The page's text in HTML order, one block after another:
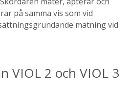
på samma vis som vid
mätning vid
VIOL 2 och VIOL 3